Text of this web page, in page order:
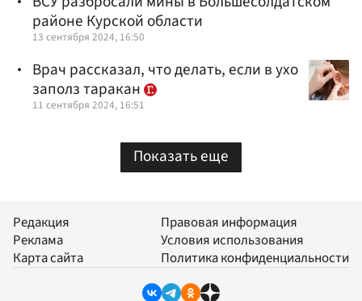
районе Курской области
13 сентября 2024, 16:50
Врач рассказал, что делать, если в ухо
заполз таракан
11 сентября 2024, 16:51
Показать еще
Редакция
Реклама
Карта сайта
Правовая информация
Условия использования
Политика конфиденциальности